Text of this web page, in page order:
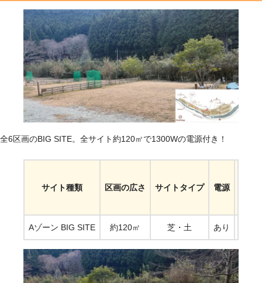
全6区画のBIG SITE。全サイト約120㎡で1300Wの電源付き！
サイト種類 区画の広さ サイトタイプ 電源
Aゾーン BIG SITE 約120㎡ 芝・土 あり